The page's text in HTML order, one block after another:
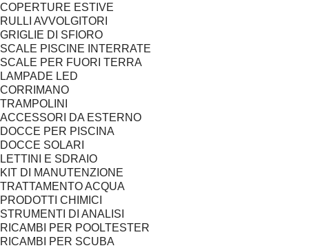
COPERTURE ESTIVE
RULLI AVVOLGITORI
GRIGLIE DI SFIORO
SCALE PISCINE INTERRATE
SCALE PER FUORI TERRA
LAMPADE LED
CORRIMANO
TRAMPOLINI
ACCESSORI DA ESTERNO
DOCCE PER PISCINA
DOCCE SOLARI
LETTINI E SDRAIO
KIT DI MANUTENZIONE
TRATTAMENTO ACQUA
PRODOTTI CHIMICI
STRUMENTI DI ANALISI
RICAMBI PER POOLTESTER
RICAMBI PER SCUBA